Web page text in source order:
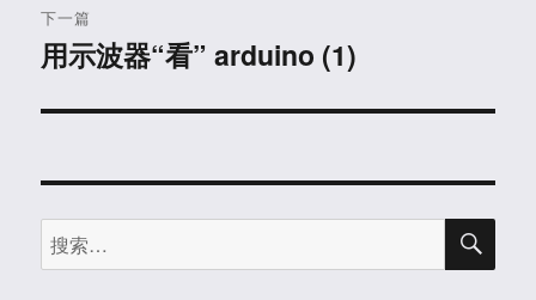
下一篇
下
文
用示波器“看” arduino (1)
搜
索：
搜